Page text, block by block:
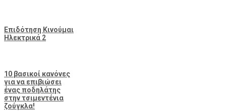
Επιδότηση Κινούμαι
Ηλεκτρικά 2
10 βασικοί κανόνες
για να επιβιώσει
ένας ποδηλάτης
στην τσιμεντένια
ζούγκλα!